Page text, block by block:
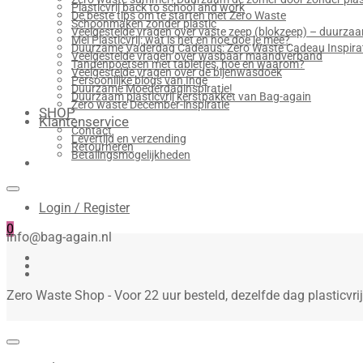
Plasticvrij back to school and work
De beste tips om te starten met Zero Waste
Schoonmaken zonder plastic
Veelgestelde vragen over vaste zeep (blokzeep) –
Mei Plasticvrij: wat is het en hoe doe je mee?
Duurzame Vaderdag Cadeaus: Zero Waste Cadeau
Veelgestelde vragen over wasbaar maandverband
Tandenpoetsen met tabletjes, hoe en waarom?
Veelgestelde vragen over de bijenwasdoek
Persoonlijke blogs van Inge
Duurzame Moederdaginspiratie!
Duurzaam plasticvrij kerstpakket van Bag-again
Zero waste December-inspiratie
SHOP
Klantenservice
Contact
Levertijd en verzending
Retourneren
Betalingsmogelijkheden
Login / Register
0
info@bag-again.nl
Zero Waste Shop - Voor 22 uur besteld, dezelfde dag